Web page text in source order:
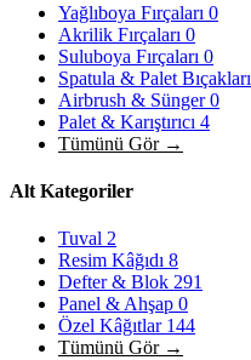
Yağlıboya Fırçaları 0
Akrilik Fırçaları 0
Suluboya Fırçaları 0
Spatula & Palet Bıçakları
Airbrush & Sünger0
Palet & Karıştırıcı 4
Tümünü Gör →
Alt Kategoriler
Tuval 2
Resim Kâğıdı 8
Defter & Blok 291
Panel & Ahşap 0
Özel Kâğıtlar 144
Tümünü Gör →